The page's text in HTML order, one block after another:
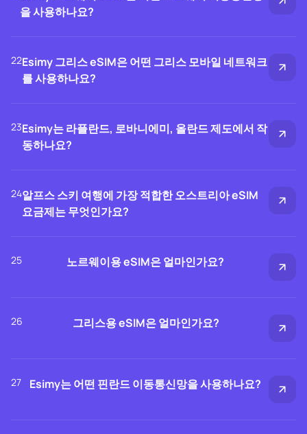
을 사용하나요?
22Esimy 그리스 eSIM은 어떤 그리스 모바일 네트워크
를 사용하나요?
23Esimy는 라플란드, 로바니에미, 올란드 제도에서 작
동하나요?
24알프스 스키 여행에 가장 적합한 오스트리아 eSIM
요금제는 무엇인가요?
25 노르웨이용 eSIM은 얼마인가요?
26 그리스용 eSIM은 얼마인가요?
27 Esimy는 어떤 핀란드 이동통신망을 사용하나요?